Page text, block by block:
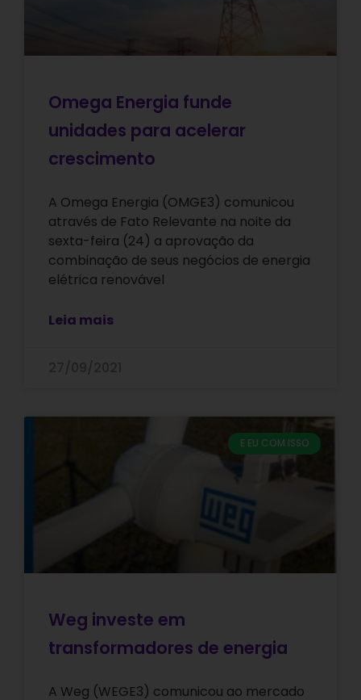
Omega Energia funde
unidades para acelerar
crescimento
A Omega Energia (OMGE3) comunicou
através de Fato Relevante na noite da
sexta-feira (24) a aprovação da
combinação de seus negócios de energia
elétrica renovável
Leia mais
E EU COM ISSO
Weg investe em
transformadores de energia
A Weg (WEGE3) comunicou ao mercado